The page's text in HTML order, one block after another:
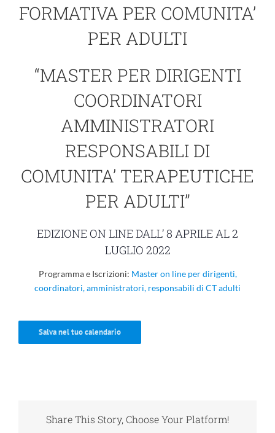
FORMATIVA PER COMUNITA’
PER ADULTI
“MASTER PER DIRIGENTI
COORDINATORI
AMMINISTRATORI
RESPONSABILI DI
COMUNITA’ TERAPEUTICHE
PER ADULTI”
EDIZIONE ON LINE DALL’ 8 APRILE AL 2
LUGLIO 2022
Programma e Iscrizioni: Master on line per dirigenti,
coordinatori, amministratori, responsabili di CT adulti
Salva nel tuo calendario
Share This Story, Choose Your Platform!